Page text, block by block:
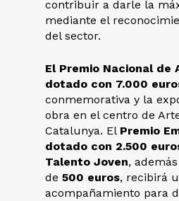
contribuir a darle la
mediante el
del sector.
El Premio Nacional de
dotado con 7.000
conmemorativa y la
obra en el centro de
Catalunya. El Premio
dotado con 2.500
Talento Joven,
de500 euros, recibirá
acompañamiento para